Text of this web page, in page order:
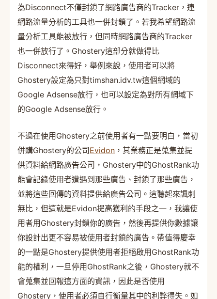
為Disconnect不僅封鎖了網路廣告商的Tracker，連
網路流量分析的工具也一併封鎖了。若我希望網路流
量分析工具能被放行，但同時網路廣告商的Tracker
也一併放行了。Ghostery這部分就做得比
Disconnect來得好，舉例來說，使用者可以將
Ghostery設定為只對timshan.idv.tw這個網域的
Google Adsense放行，也可以設定為對所有網域下
的Google Adsense放行。
不過在使用Ghostery之前使用者有一點要明白，當初
併購Ghostery的公司 Evidon ，其業務正是蒐集並提
供資料給網路廣告公司，Ghostery中的GhostRank功
能會記錄使用者遭遇到那些廣告、封鎖了那些廣告，
並將這些回傳的資料提供給廣告公司。這聽起來諷刺
無比，但這就是Evidon提高獲利的手段之一，我讓使
用者用Ghostery封鎖你的廣告，然後再提供你數據讓
你設計出更不容易被使用者封鎖的廣告。帶值得慶幸
的一點是Ghostery提供使用者拒絕啟用GhostRank功
能的權利，一旦停用GhostRank之後，Ghostery就不
會蒐集並回報這方面的資訊，因此是否使用
Ghostery，使用者必須自行衡量其中的利弊得失。如